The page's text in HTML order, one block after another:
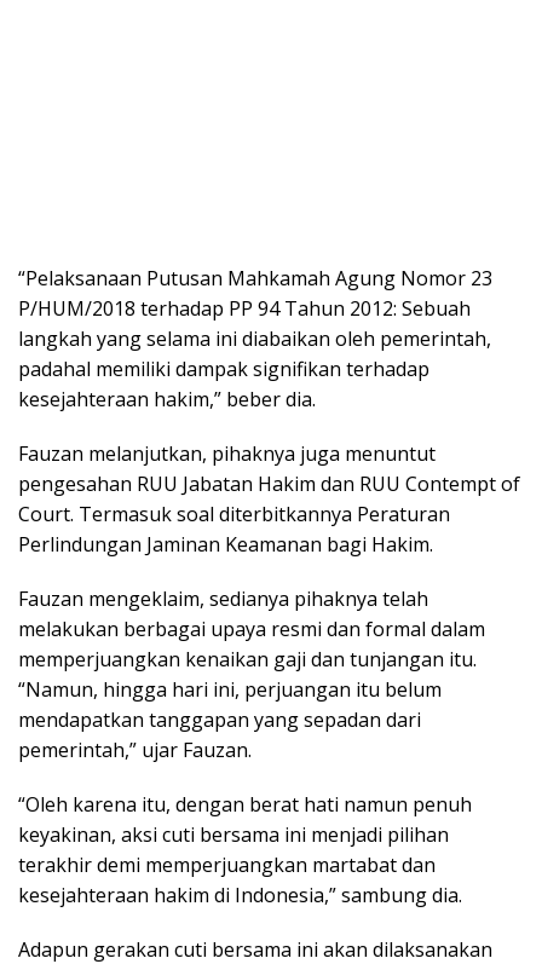
“Pelaksanaan Putusan Mahkamah Agung Nomor 23
P/HUM/2018 terhadap PP 94 Tahun 2012: Sebuah
langkah yang selama ini diabaikan oleh pemerintah,
padahal memiliki dampak signifikan terhadap
kesejahteraan hakim,” beber dia.
Fauzan melanjutkan, pihaknya juga menuntut
pengesahan RUU Jabatan Hakim dan RUU Contempt of
Court. Termasuk soal diterbitkannya Peraturan
Perlindungan Jaminan Keamanan bagi Hakim.
Fauzan mengeklaim, sedianya pihaknya telah
melakukan berbagai upaya resmi dan formal dalam
memperjuangkan kenaikan gaji dan tunjangan itu.
“Namun, hingga hari ini, perjuangan itu belum
mendapatkan tanggapan yang sepadan dari
pemerintah,” ujar Fauzan.
“Oleh karena itu, dengan berat hati namun penuh
keyakinan, aksi cuti bersama ini menjadi pilihan
terakhir demi memperjuangkan martabat dan
kesejahteraan hakim di Indonesia,” sambung dia.
Adapun gerakan cuti bersama ini akan dilaksanakan